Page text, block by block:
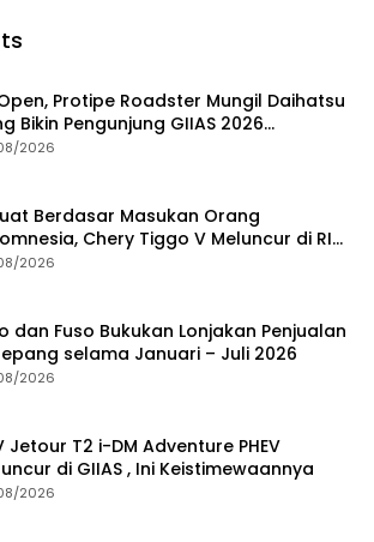
Protipe Roadster Mungil Daihatsu
Bikin Pengunjung GIIAS 2026
2026
Berdasar Masukan Orang
Chery Tiggo V Meluncur di RI
IV Tahun Ini
2026
dan Fuso Bukukan Lonjakan Penjualan
selama Januari – Juli 2026
2026
Jetour T2 i-DM Adventure PHEV
di GIIAS , Ini Keistimewaannya
2026